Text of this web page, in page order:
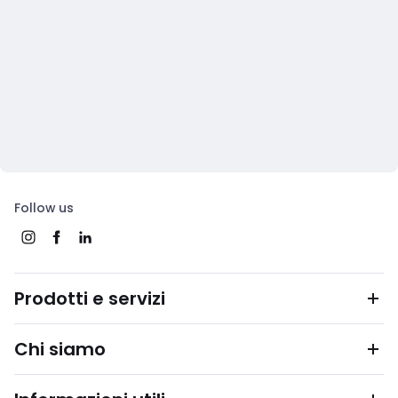
Follow us
Prodotti e servizi
Chi siamo